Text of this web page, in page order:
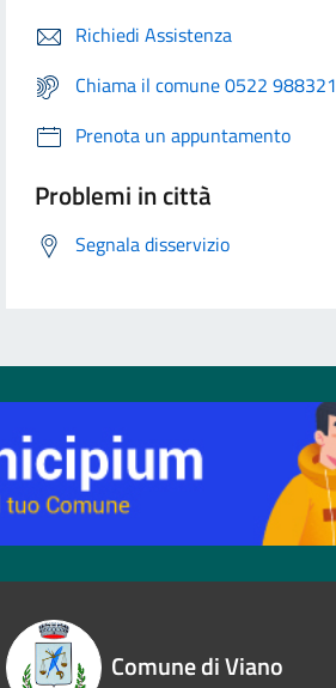
Richiedi Assistenza
Chiama il comune 0522 988321
Prenota un appuntamento
Problemi in città
Segnala disservizio
Comune di Viano